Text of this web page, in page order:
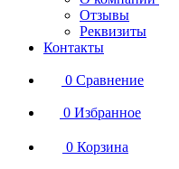
Отзывы
Реквизиты
Контакты
0 Сравнение
0 Избранное
0 Корзина